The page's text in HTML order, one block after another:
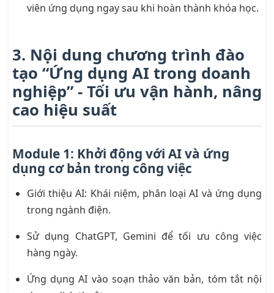
viên ứng dụng ngay sau khi hoàn thành khóa học.
3. Nội dung chương trình đào
tạo “Ứng dụng AI trong doanh
nghiệp” - Tối ưu vận hành, nâng
cao hiệu suất
Module 1: Khởi động với AI và ứng
dụng cơ bản trong công việc
Giới thiệu AI: Khái niệm, phân loại AI và ứng dụng
trong ngành điện.
Sử dụng ChatGPT, Gemini để tối ưu công việc
hàng ngày.
Ứng dụng AI vào soạn thảo văn bản, tóm tắt nội